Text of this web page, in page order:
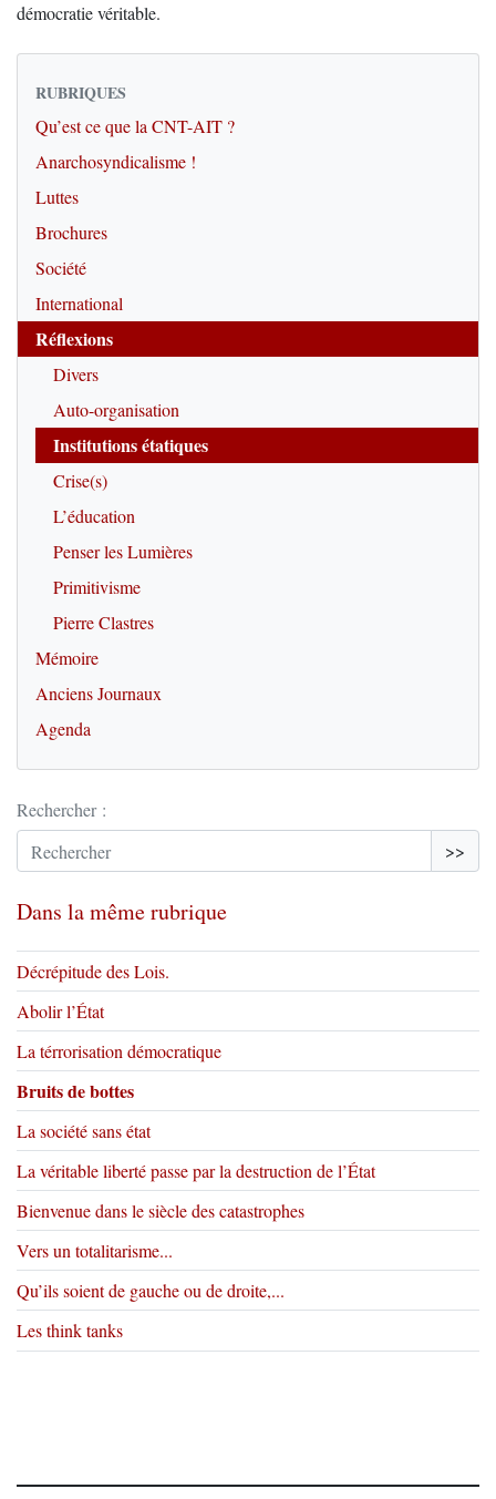
démocratie véritable.
RUBRIQUES
Qu’est ce que la CNT-AIT ?
Anarchosyndicalisme !
Luttes
Brochures
Société
International
Réflexions
Divers
Auto-organisation
Institutions étatiques
Crise(s)
L’éducation
Penser les Lumières
Primitivisme
Pierre Clastres
Mémoire
Anciens Journaux
Agenda
Rechercher :
>>
Dans la même rubrique
Décrépitude des Lois.
Abolir l’État
La térrorisation démocratique
Bruits de bottes
La société sans état
La véritable liberté passe par la destruction de l’État
Bienvenue dans le siècle des catastrophes
Vers un totalitarisme...
Qu’ils soient de gauche ou de droite,...
Les think tanks